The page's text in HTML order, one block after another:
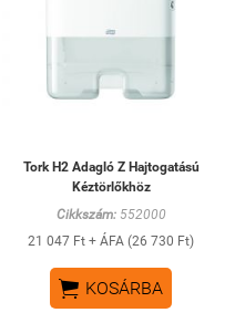
Tork H2 Adagló Z Hajtogatású
Kéztörlőkhöz
Cikkszám:552000
21 047 Ft + ÁFA (26 730 Ft)
 KOSÁRBA